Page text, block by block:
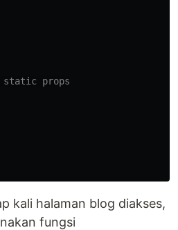
static props
kali halaman blog diakses,
fungsi